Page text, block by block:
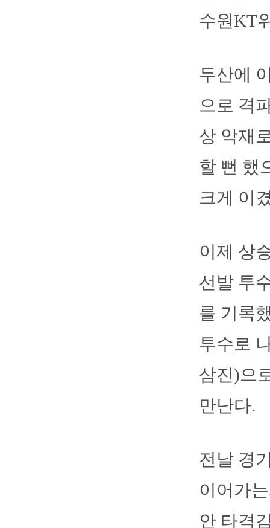
수원KT
두산에
으로 격
상 악재
할 뻔 했
크게 이
이제 상
선발 투
를 기록
투수로
삼진)으
만난다.
전날 경
이어가
안 타격